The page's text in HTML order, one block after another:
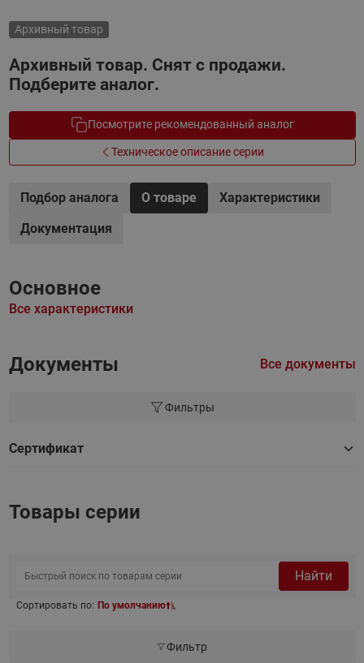
Архивный товар
Архивный товар. Снят с продажи.
Подберите аналог.
Посмотрите рекомендованный аналог
Техническое описание серии
Подбор аналога О товаре
Характеристики
Документация
Основное
Все характеристики
Документы Все документы
Фильтры
Сертификат
Товары серии
Найти
Сортировать по: По умолчанию
Фильтр